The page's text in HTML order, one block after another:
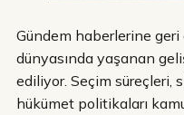
Gündem haberlerine
dünyasında yaşanan
ediliyor. Seçim süreçleri,
hükümet politikaları